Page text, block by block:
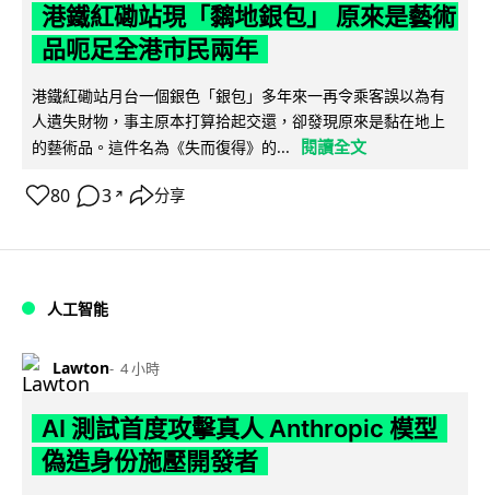
港鐵紅磡站現「黐地銀包」 原來是藝術
品呃足全港市民兩年
港鐵紅磡站月台一個銀色「銀包」多年來一再令乘客誤以為有
人遺失財物，事主原本打算拾起交還，卻發現原來是黏在地上
的藝術品。這件名為《失而復得》的...
閱讀全文
80 3 ↗ 分享
人工智能
Lawton 4 小時
AI 測試首度攻擊真人 Anthropic 模型
偽造身份施壓開發者